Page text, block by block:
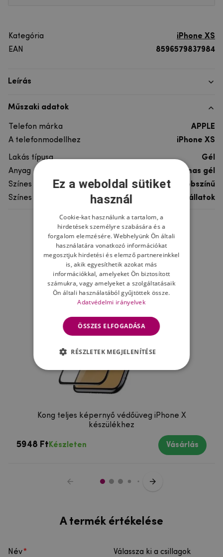
Kategória
iPhone XS
EAN
8596579837984
Leírás
Műszaki adatok
Telefon márka
APPLE
A telefonmodellhez
iPhone XS
Lakás típusa
Gél
Anyag
rugalmas gél
Színes
többszínű
Színes motívum
Egyéb állatok
Ne felejtsd el
Kong teljes képernyő védőüveg iPhone X
készülékhez
5948 Ft Készleten Vásárlás
A termék értékelése
Név
Válassza ki a csillagok
Ez a weboldal sütiket
használ
Cookie-kat használunk a tartalom, a
hirdetések személyre szabására és a
forgalom elemzésére. Webhelyünk Ön általi
használatára vonatkozó információkat
megosztjuk hirdetési és elemző partnereinkkel
is, akik egyesíthetik azokat más
információkkal, amelyeket Ön biztosított
számukra, vagy amelyeket a szolgáltatásaik
Ön általi használatából gyűjtöttek össze.
Adatvédelmi irányelvek
ÖSSZES ELFOGADÁSA
RÉSZLETEK MEGJELENÍTÉSE